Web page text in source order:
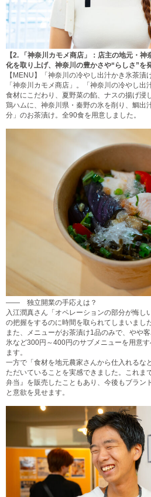
【2.
「神奈川カモメ商店」：店主の地元・
化を取り上げ、神奈川の豊かさや“らしさ”を
【MENU】「神奈川の冷やし出汁かき氷茶
「神奈川カモメ商店」。「神奈川の冷やし
食材にこだわり、夏野菜の餡、ナスの揚げ浸
鶏ハムに、神奈川県・秦野の氷を削り、鯛出
分」のお茶漬け。全90食を用意しました。
―― 独立開業の手応えは？
入江潤真さん「オペレーションの部分が悔し
の把握をするのに時間を取られてしまいました
また、メニューがお茶漬け1品のみで、やや
氷など300円～400円のサブメニューを用意
ます。
一方で「食材を地元農家さんから仕入れるな
ただいていることを実感できました。これま
弁当』を販売したこともあり、今後もブラン
と意欲を見せます。